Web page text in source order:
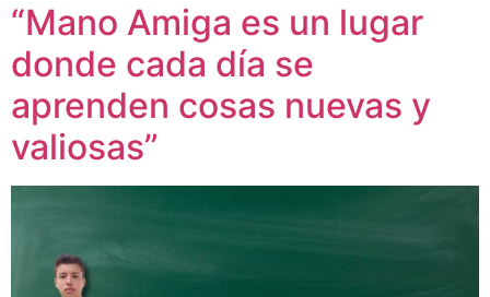
“Mano Amiga es un lugar
donde cada día se
aprenden cosas nuevas y
valiosas”